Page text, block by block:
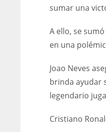
sumar una
A ello, se
en una
Joao Neves
brinda ayudar
legendario
Cristiano